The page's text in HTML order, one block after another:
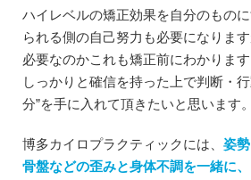
ハイレベルの矯正効果を自分のもの
られる側の自己努力も必要になりま
必要なのかこれも矯正前にわかります
しっかりと確信を持った上で判断・
分”を手に入れて頂きたいと思います。
博多カイロプラクティックには、 姿
骨盤などの歪みと身体不調を一緒に